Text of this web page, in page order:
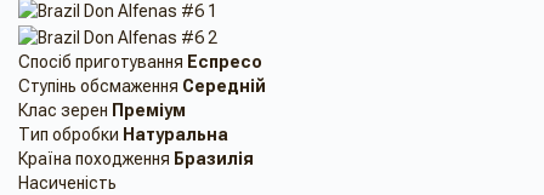
Спосіб приготування Еспресо
Ступінь обсмаження Середній
Клас зерен Преміум
Тип обробки Натуральна
Країна походження Бразилія
Насиченість